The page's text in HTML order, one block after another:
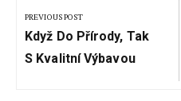
pro
příspěvek
PREVIOUS POST
Previous
Post:
Když Do Přírody, Tak
S Kvalitní Výbavou